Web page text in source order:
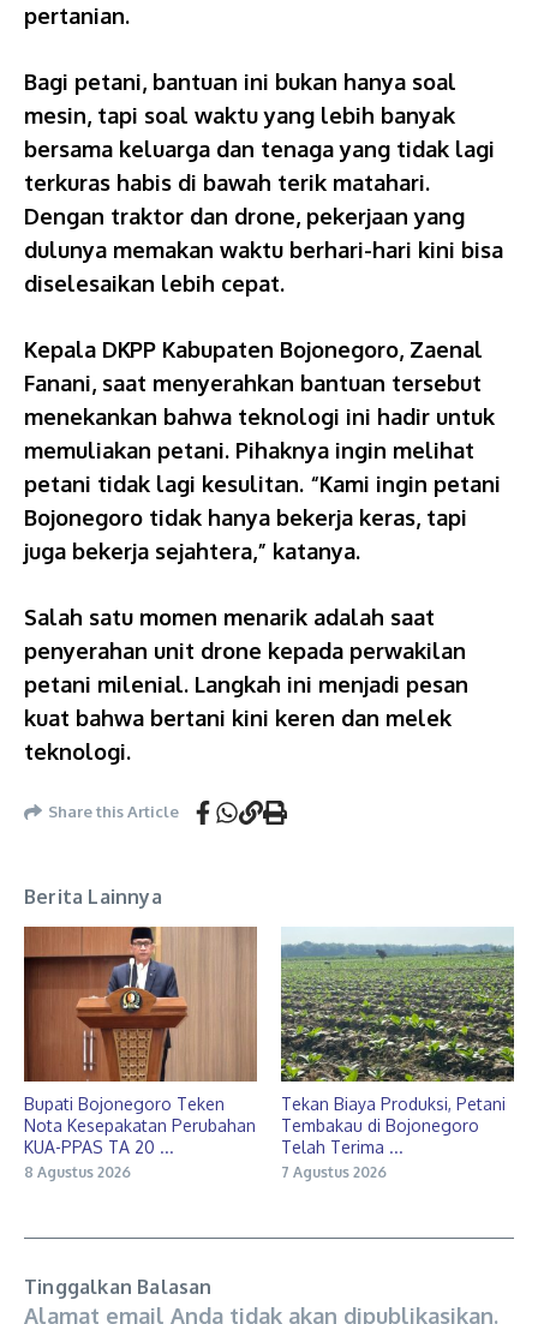
pertanian.
Bagi petani, bantuan ini bukan hanya soal
mesin, tapi soal waktu yang lebih banyak
bersama keluarga dan tenaga yang tidak lagi
terkuras habis di bawah terik matahari.
Dengan traktor dan drone, pekerjaan yang
dulunya memakan waktu berhari-hari kini bisa
diselesaikan lebih cepat.
Kepala DKPP Kabupaten Bojonegoro, Zaenal
Fanani, saat menyerahkan bantuan tersebut
menekankan bahwa teknologi ini hadir untuk
memuliakan petani. Pihaknya ingin melihat
petani tidak lagi kesulitan. “Kami ingin petani
Bojonegoro tidak hanya bekerja keras, tapi
juga bekerja sejahtera,” katanya.
Salah satu momen menarik adalah saat
penyerahan unit drone kepada perwakilan
petani milenial. Langkah ini menjadi pesan
kuat bahwa bertani kini keren dan melek
teknologi.
Share this Article
Berita Lainnya
Bupati Bojonegoro Teken
Nota Kesepakatan Perubahan
KUA-PPAS TA 20 ...
8 Agustus 2026
Tekan Biaya Produksi, Petani
Tembakau di Bojonegoro
Telah Terima ...
7 Agustus 2026
Tinggalkan Balasan
Alamat email Anda tidak akan dipublikasikan.